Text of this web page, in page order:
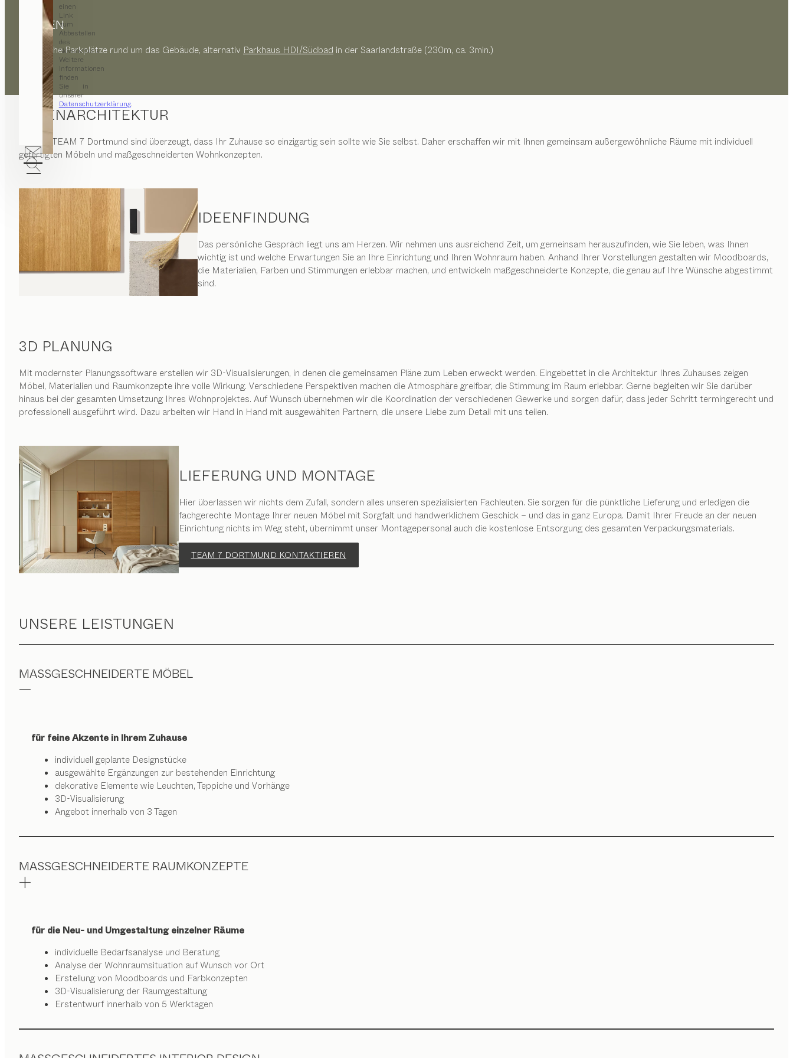
einen
Link
zum
Abbestellen
des
Newsletters.
Weitere
Informationen
finden
Sie in
unserer
Datenschutzerklärung.
PARKEN
Öffentliche Parkplätze rund um das Gebäude, alternativ Parkhaus HDI/Südbad in der Saarlandstraße (230m, ca. 3min.)
INNENARCHITEKTUR
TEAM 7 Dortmund sind überzeugt, dass Ihr Zuhause so einzigartig sein sollte wie Sie selbst. Daher erschaffen wir mit Ihnen gemeinsam außergewöhnliche Räume mit individuell
gefertigten Möbeln und maßgeschneiderten Wohnkonzepten.
IDEENFINDUNG
Das persönliche Gespräch liegt uns am Herzen. Wir nehmen uns ausreichend Zeit, um gemeinsam herauszufinden, wie Sie leben, was Ihnen
wichtig ist und welche Erwartungen Sie an Ihre Einrichtung und Ihren Wohnraum haben. Anhand Ihrer Vorstellungen gestalten wir Moodboards,
die Materialien, Farben und Stimmungen erlebbar machen, und entwickeln maßgeschneiderte Konzepte, die genau auf Ihre Wünsche abgestimmt
sind.
3D PLANUNG
Mit modernster Planungssoftware erstellen wir 3D-Visualisierungen, in denen die gemeinsamen Pläne zum Leben erweckt werden. Eingebettet in die Architektur Ihres Zuhauses zeigen
Möbel, Materialien und Raumkonzepte ihre volle Wirkung. Verschiedene Perspektiven machen die Atmosphäre greifbar, die Stimmung im Raum erlebbar. Gerne begleiten wir Sie darüber
hinaus bei der gesamten Umsetzung Ihres Wohnprojektes. Auf Wunsch übernehmen wir die Koordination der verschiedenen Gewerke und sorgen dafür, dass jeder Schritt termingerecht und
professionell ausgeführt wird. Dazu arbeiten wir Hand in Hand mit ausgewählten Partnern, die unsere Liebe zum Detail mit uns teilen.
LIEFERUNG UND MONTAGE
Hier überlassen wir nichts dem Zufall, sondern alles unseren spezialisierten Fachleuten. Sie sorgen für die pünktliche Lieferung und erledigen die
fachgerechte Montage Ihrer neuen Möbel mit Sorgfalt und handwerklichem Geschick – und das in ganz Europa. Damit Ihrer Freude an der neuen
Einrichtung nichts im Weg steht, übernimmt unser Montagepersonal auch die kostenlose Entsorgung des gesamten Verpackungsmaterials.
TEAM 7 DORTMUND KONTAKTIEREN
UNSERE LEISTUNGEN
MASSGESCHNEIDERTE MÖBEL
für feine Akzente in Ihrem Zuhause
individuell geplante Designstücke
ausgewählte Ergänzungen zur bestehenden Einrichtung
dekorative Elemente wie Leuchten, Teppiche und Vorhänge
3D-Visualisierung
Angebot innerhalb von 3 Tagen
MASSGESCHNEIDERTE RAUMKONZEPTE
für die Neu- und Umgestaltung einzelner Räume
individuelle Bedarfsanalyse und Beratung
Analyse der Wohnraumsituation auf Wunsch vor Ort
Erstellung von Moodboards und Farbkonzepten
3D-Visualisierung der Raumgestaltung
Erstentwurf innerhalb von 5 Werktagen